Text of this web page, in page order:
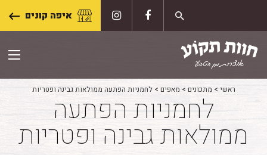
content
איפה קונים
ראשי > מתכונים > מאפים >לחמניות הפתעה ממולאות גבינה ופטריות
לחמניות הפתעה
ממולאות גבינה ופטריות